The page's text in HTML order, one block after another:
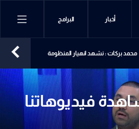
أخبار البرامج
محمد بركات : نشهد انهيار المنظومة
وصلت إلى نهايتها
فيديوهاتنا